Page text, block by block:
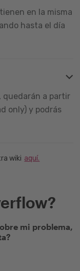
en la misma
hasta el día
quedarán a partir
only) y podrás
wiki aquí.
mi problema,